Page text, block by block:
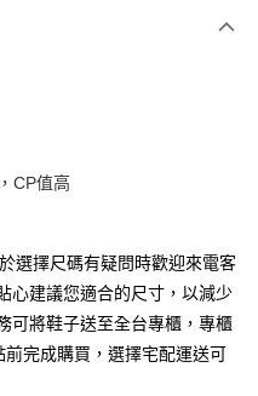
CP值高
選擇尺碼有疑問時歡迎來電客
心建議您適合的尺寸，以減少
可將鞋子送至全台專櫃，專櫃
完成購買，選擇宅配運送可